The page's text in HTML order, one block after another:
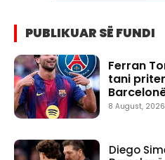
PUBLIKUAR SË FUNDI
Ferran
tani
8 August, 2026
Diego